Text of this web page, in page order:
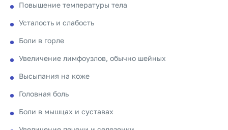
Повышение температуры тела
Усталость и слабость
Боли в горле
Увеличение лимфоузлов, обычно шейных
Высыпания на коже
Головная боль
Боли в мышцах и суставах